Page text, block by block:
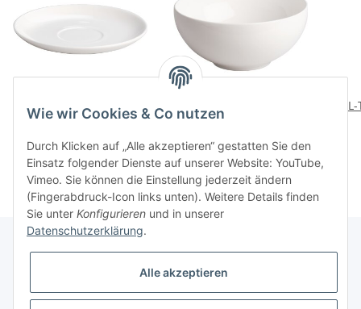
ALL-TIME Tee-Untertasse
11,00 CHF*
38,00 CHF
Wie wir Cookies & Co nutzen
Durch Klicken auf „Alle akzeptieren“ gestatten Sie den
Einsatz folgender Dienste auf unserer Website: YouTube,
Vimeo. Sie können die Einstellung jederzeit ändern
(Fingerabdruck-Icon links unten). Weitere Details finden
Sie unter Konfigurieren und in unserer
Datenschutzerklärung.
Alle akzeptieren